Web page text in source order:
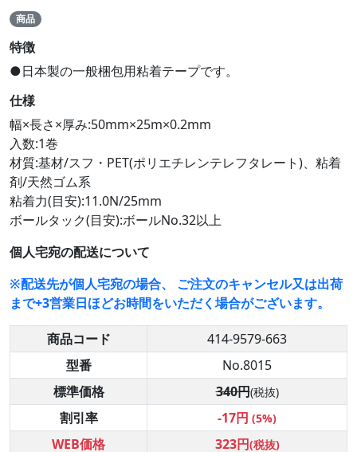
商品
特徴
●日本製の一般梱包用粘着テープです。
仕様
幅×長さ×厚み:50mm×25m×0.2mm
入数:1巻
材質:基材/スフ・PET(ポリエチレンテレフタレート)、粘着
剤/天然ゴム系
粘着力(目安):11.0N/25mm
ボールタック(目安):ボールNo.32以上
個人宅宛の配送について
※配送先が個人宅宛の場合、 ご注文のキャンセル又は出荷
まで+3営業日ほどお時間をいただく場合がございます。
商品コード
414-9579-663
型番
No.8015
標準価格
340円(税抜)
割引率 -17円 (5%)
WEB価格 323円(税抜)